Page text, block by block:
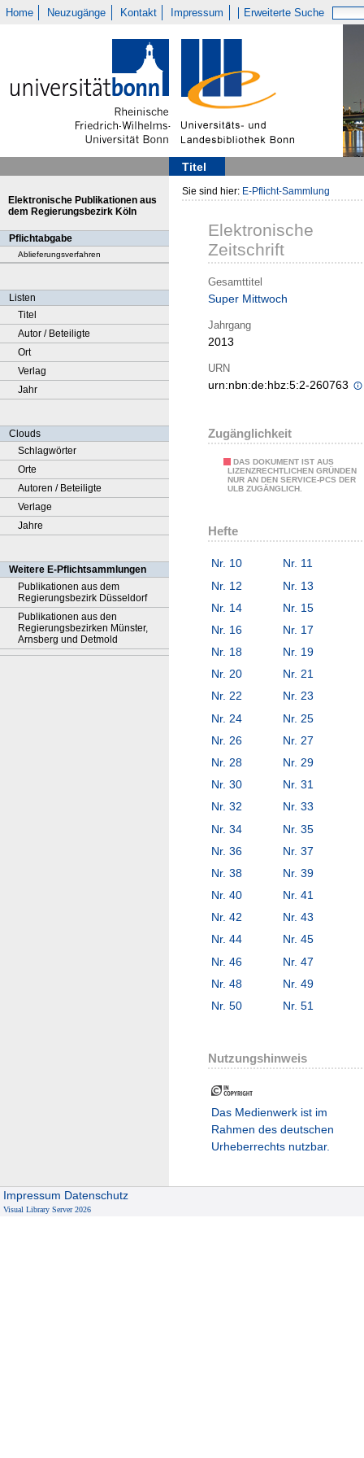
Home Neuzugänge Kontakt Impressum Erweiterte Suche
Titel
Elektronische Publikationen aus
dem Regierungsbezirk Köln
Pflichtabgabe
Ablieferungsverfahren
Listen
Titel
Autor / Beteiligte
Ort
Verlag
Jahr
Clouds
Schlagwörter
Orte
Autoren / Beteiligte
Verlage
Jahre
Weitere E-Pflichtsammlungen
Publikationen aus dem
Regierungsbezirk Düsseldorf
Publikationen aus den
Regierungsbezirken Münster,
Arnsberg und Detmold
Sie sind hier: E-Pflicht-Sammlung
Elektronische
Zeitschrift
Gesamttitel
Super Mittwoch
Jahrgang
2013
URN
urn:nbn:de:hbz:5:2-260763
Zugänglichkeit
DAS DOKUMENT IST AUS
LIZENZRECHTLICHEN GRÜNDEN
NUR AN DEN SERVICE-PCS DER
ULB ZUGÄNGLICH.
Hefte
Nr. 10
Nr. 11
Nr. 12
Nr. 13
Nr. 14
Nr. 15
Nr. 16
Nr. 17
Nr. 18
Nr. 19
Nr. 20
Nr. 21
Nr. 22
Nr. 23
Nr. 24
Nr. 25
Nr. 26
Nr. 27
Nr. 28
Nr. 29
Nr. 30
Nr. 31
Nr. 32
Nr. 33
Nr. 34
Nr. 35
Nr. 36
Nr. 37
Nr. 38
Nr. 39
Nr. 40
Nr. 41
Nr. 42
Nr. 43
Nr. 44
Nr. 45
Nr. 46
Nr. 47
Nr. 48
Nr. 49
Nr. 50
Nr. 51
Nutzungshinweis
Das Medienwerk ist im
Rahmen des deutschen
Urheberrechts nutzbar.
Impressum Datenschutz
Visual Library Server 2026